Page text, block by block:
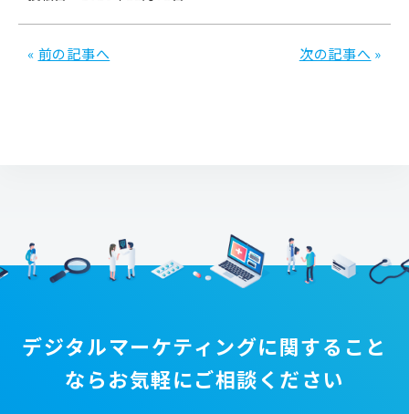
« 前の記事へ 次の記事へ »
デジタルマーケティングに関すること
ならお気軽にご相談ください